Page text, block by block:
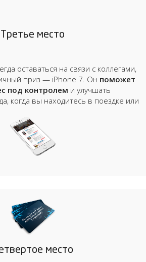
Третье место
оставаться на связи с коллегами,
приз — iPhone 7. Он поможет
под контролем и улучшать
когда вы находитесь в поездке или
место